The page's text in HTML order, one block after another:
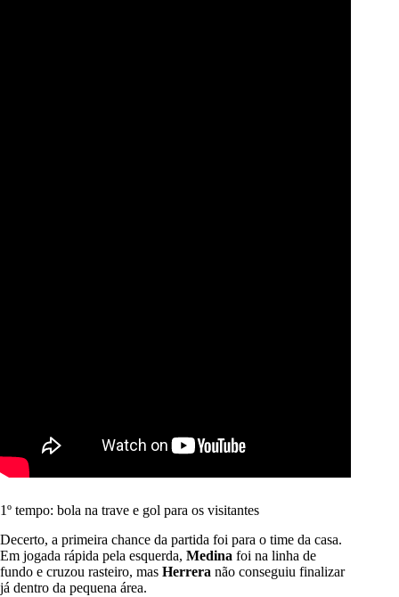
1º tempo: bola na trave e gol para os visitantes
Decerto, a primeira chance da partida foi para o time da casa.
Em jogada rápida pela esquerda, Medina foi na linha de
fundo e cruzou rasteiro, mas Herrera não conseguiu finalizar
já dentro da pequena área.